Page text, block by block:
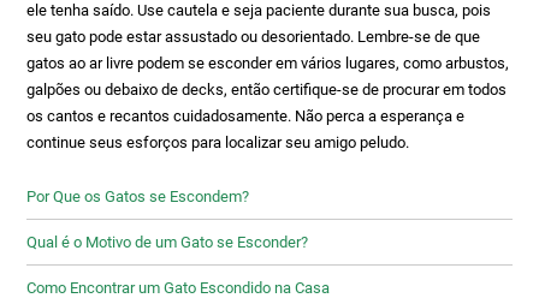
ele tenha saído. Use cautela e seja paciente durante sua busca, pois
seu gato pode estar assustado ou desorientado. Lembre-se de que
gatos ao ar livre podem se esconder em vários lugares, como arbustos,
galpões ou debaixo de decks, então certifique-se de procurar em todos
os cantos e recantos cuidadosamente. Não perca a esperança e
continue seus esforços para localizar seu amigo peludo.
Por Que os Gatos se Escondem?
Qual é o Motivo de um Gato se Esconder?
Como Encontrar um Gato Escondido na Casa